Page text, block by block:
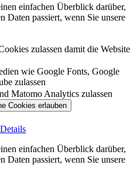
einfachen Überblick darüber,
Daten passiert, wenn Sie unsere
zulassen damit die Website
wie Google Fonts, Google
zulassen
Matomo Analytics zulassen
einfachen Überblick darüber,
Daten passiert, wenn Sie unsere